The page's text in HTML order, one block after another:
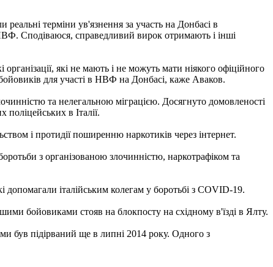
реальні терміни ув'язнення за участь на Донбасі в
Сподіваюся, справедливий вирок отримають і інші
які не мають і не можуть мати ніякого офіційного
для участі в НВФ на Донбасі, каже Аваков.
та нелегальною міграцією. Досягнуто домовленості
в Італії.
і протидії поширенню наркотиків через інтернет.
з організованою злочинністю, наркотрафіком та
італійським колегам у боротьбі з COVID-19.
бойовиками стояв на блокпосту на східному в'їзді в Ялту.
був підірваний ще в липні 2014 року. Одного з